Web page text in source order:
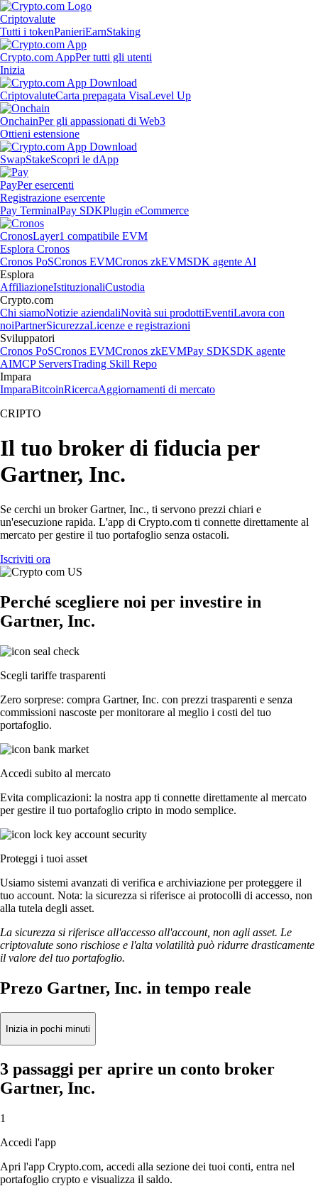
Criptovalute
Tutti i tokenPanieriEarnStaking
Crypto.com AppPer tutti gli utenti
Inizia
CriptovaluteCarta prepagata VisaLevel Up
OnchainPer gli appassionati di Web3
Ottieni estensione
SwapStakeScopri le dApp
PayPer esercenti
Registrazione esercente
Pay TerminalPay SDKPlugin eCommerce
CronosLayer1 compatibile EVM
Esplora Cronos
Cronos PoSCronos EVMCronos zkEVMSDK agente AI
Esplora
AffiliazioneIstituzionaliCustodia
Crypto.com
Chi siamoNotizie aziendaliNovità sui prodottiEventiLavora con
noiPartnerSicurezzaLicenze e registrazioni
Sviluppatori
Cronos PoSCronos EVMCronos zkEVMPay SDKSDK agente
AIMCP ServersTrading Skill Repo
Impara
ImparaBitcoinRicercaAggiornamenti di mercato
CRIPTO
Il tuo broker di fiducia per
Gartner, Inc.
Se cerchi un broker Gartner, Inc., ti servono prezzi chiari e
un'esecuzione rapida. L'app di Crypto.com ti connette direttamente al
mercato per gestire il tuo portafoglio senza ostacoli.
Iscriviti ora
Perché scegliere noi per investire in
Gartner, Inc.
Scegli tariffe trasparenti
Zero sorprese: compra Gartner, Inc. con prezzi trasparenti e senza
commissioni nascoste per monitorare al meglio i costi del tuo
portafoglio.
Accedi subito al mercato
Evita complicazioni: la nostra app ti connette direttamente al mercato
per gestire il tuo portafoglio cripto in modo semplice.
Proteggi i tuoi asset
Usiamo sistemi avanzati di verifica e archiviazione per proteggere il
tuo account. Nota: la sicurezza si riferisce ai protocolli di accesso, non
alla tutela degli asset.
La sicurezza si riferisce all'accesso all'account, non agli asset. Le
criptovalute sono rischiose e l'alta volatilità può ridurre drasticamente
il valore del tuo portafoglio.
Prezo Gartner, Inc. in tempo reale
Inizia in pochi minuti
3 passaggi per aprire un conto broker
Gartner, Inc.
1
Accedi l'app
Apri l'app Crypto.com, accedi alla sezione dei tuoi conti, entra nel
portafoglio crypto e visualizza il saldo.